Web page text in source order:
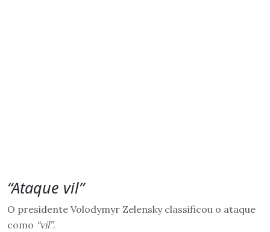
“Ataque vil”
O presidente Volodymyr Zelensky classificou o ataque
como “vil”.